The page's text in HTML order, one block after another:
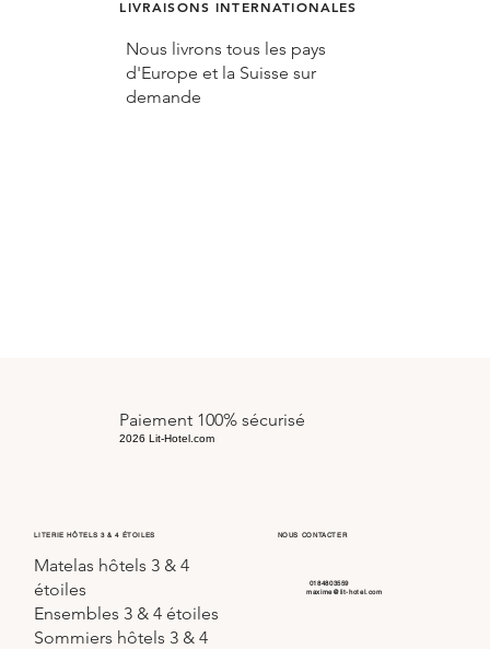
LIVRAISONS INTERNATIONALES
Nous livrons tous les pays
d'Europe et la Suisse sur
demande
Paiement 100% sécurisé
2026 Lit-Hotel.com
LITERIE HÔTELS 3 & 4 ÉTOILES
Matelas hôtels 3 & 4
étoiles
Sommiers hôtels 3 & 4
Ensembles 3 & 4 étoiles
NOUS CONTACTER
0184803559
maxime@lit-hotel.com